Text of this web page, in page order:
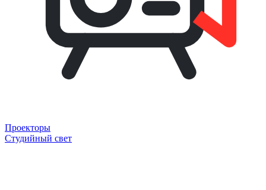
Проекторы
Студийный свет